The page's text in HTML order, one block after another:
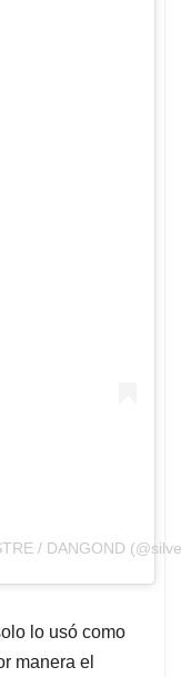
/ DANGOND
lo usó como
manera el